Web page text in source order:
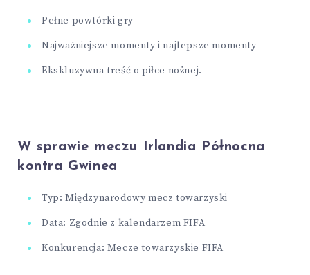
Pełne powtórki gry
Najważniejsze momenty i najlepsze momenty
Ekskluzywna treść o piłce nożnej.
W sprawie meczu Irlandia Północna
kontra Gwinea
Typ: Międzynarodowy mecz towarzyski
Data: Zgodnie z kalendarzem FIFA
Konkurencja: Mecze towarzyskie FIFA